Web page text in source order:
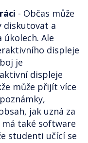
- Občas může
diskutovat a
Ale
displeje
je
displeje
může přijít více
jak uzná za
také software
studenti učící se